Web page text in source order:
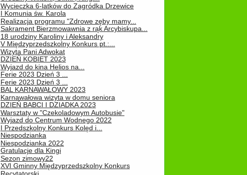
Wycieczka 6-latków do Zagródka Drzewice
I Komunia św. Karola
Realizacja programu "Zdrowe zęby mamy...
Sakrament Bierzmowawnia z rąk Arcybiskupa...
18 urodziny Karoliny i Aleksandry
V Międzyprzedszkolny Konkurs pt.:...
Wizyta Pani Adwokat
DZIEŃ KOBIET 2023
Wyjazd do kina Helios na...
Ferie 2023 Dzień 3 ...
Ferie 2023 Dzień 3 ...
BAL KARNAWAŁOWY 2023
Karnawałowa wizyta w domu seniora
DZIEŃ BABCI I DZIADKA 2023
Warsztaty w "Czekoladowym Autobusie"
Wyjazd do Centrum Wodnego 2022
I Przedszkolny Konkurs Kolęd i...
Niespodzianka
Niespodzianka 2022
Gratulacje dla Kingi
Sezon zimowy22
XVI Gminny Międzyprzedszkolny Konkurs